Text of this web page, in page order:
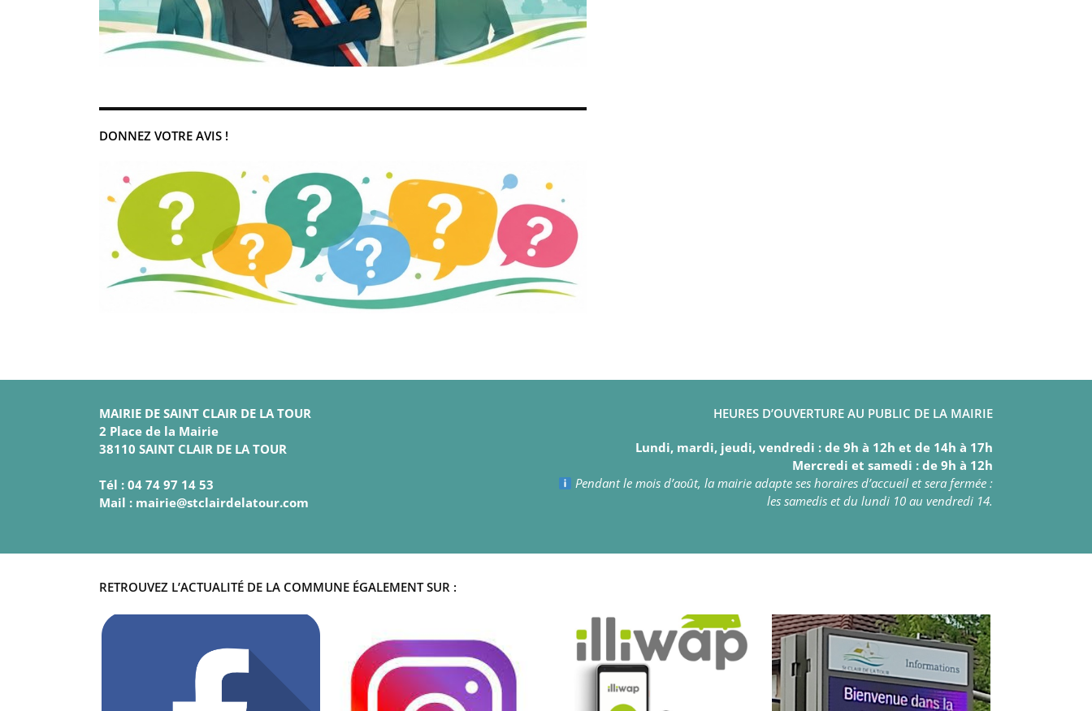
DONNEZ VOTRE AVIS !
MAIRIE DE SAINT CLAIR DE LA TOUR
2 Place de la Mairie
38110 SAINT CLAIR DE LA TOUR
Tél : 04 74 97 14 53
Mail : mairie@stclairdelatour.com
HEURES D’OUVERTURE AU PUBLIC DE LA MAIRIE
Lundi, mardi, jeudi, vendredi : de 9h à 12h et de 14h à 17h
Mercredi et samedi : de 9h à 12h
Pendant le mois d’août, la mairie adapte ses horaires d’accueil et sera fermée :
les samedis et du lundi 10 au vendredi 14.
RETROUVEZ L’ACTUALITÉ DE LA COMMUNE ÉGALEMENT SUR :